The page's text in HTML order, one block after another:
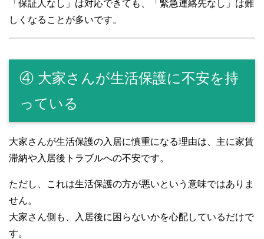
「保証人なし」は対応できても、「緊急連絡先なし」は難
しくなることが多いです。
④ 大家さんが生活保護に不安を持
っている
大家さんが生活保護の入居に慎重になる理由は、主に家賃
滞納や入居後トラブルへの不安です。
ただし、これは生活保護の方が悪いという意味ではありま
せん。
大家さん側も、入居後に困らないかを心配しているだけで
す。